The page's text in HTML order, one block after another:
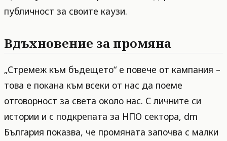
публичност за своите каузи.
Вдъхновение за промяна
„Стремеж към бъдещето“ е повече от кампания –
това е покана към всеки от нас да поеме
отговорност за света около нас. С личните си
истории и с подкрепата за НПО сектора, dm
България показва, че промяната започва с малки